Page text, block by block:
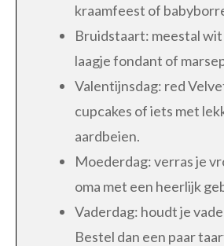
kraamfeest of
Bruidstaart: meestal
laagje fondant of
Valentijnsdag: red
cupcakes of iets met
aardbeien.
Moederdag: verras je
oma met een heerlijk
Vaderdag: houdt je
Bestel dan een paar